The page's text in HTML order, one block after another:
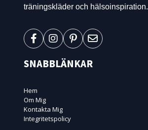
träningskläder och hälsoinspiration.
SNABBLÄNKAR
Hem
Om Mig
Kontakta Mig
Integritetspolicy